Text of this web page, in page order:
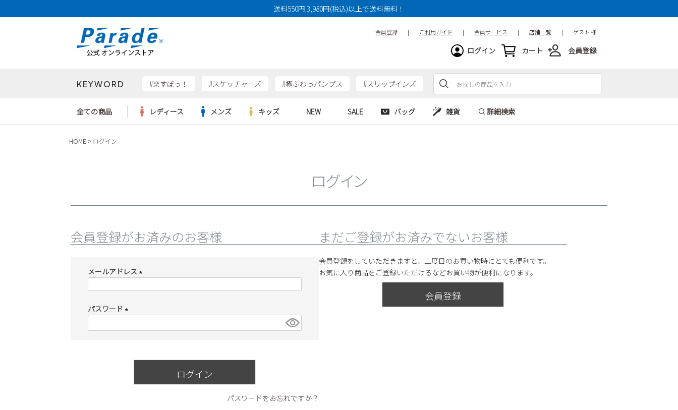
送料550円 3,980円(税込)以上で送料無料！
会員登録 | ご利用ガイド | 会員サービス | 店舗一覧 | ゲスト 様
ログイン カート 会員登録
KEYWORD #楽すぽっ！ #スケッチャーズ #極ふわっパンプス #スリップインズ
検索
全ての商品 レディース
スニーカー
ウェア
moz
new balance
メンズ
ビジネス・ドレスシューズ
ウェア
GAP
EDWIN
キッズ
スクール
ブーツ
NEW SALE バッグ
ビジネスバッグ
雑貨 詳細検索
HOME ログイン
ログイン
会員登録がお済みのお客様
メールアドレス
パスワード
ログイン
パスワードをお忘れですか？
まだご登録がお済みでないお客様
会員登録をしていただきますと、二度目のお買い物時にとても便利です。
お気に入り商品をご登録いただけるなどお買い物が便利になります。
会員登録